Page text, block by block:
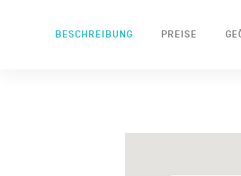
BESCHREIBUNG PREISE